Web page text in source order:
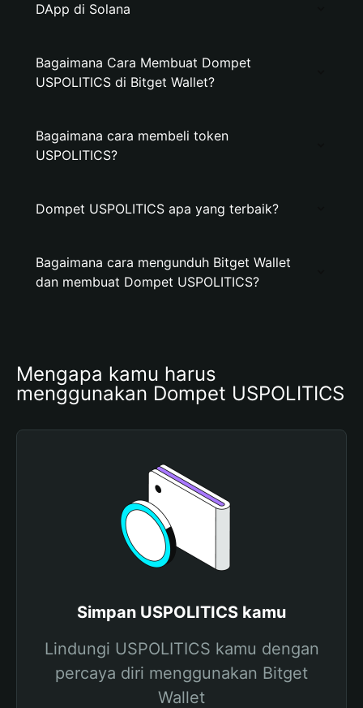
DApp di Solana
Bagaimana Cara Membuat Dompet
USPOLITICS di Bitget Wallet?
Bagaimana cara membeli token
USPOLITICS?
Dompet USPOLITICS apa yang terbaik?
Bagaimana cara mengunduh Bitget Wallet
dan membuat Dompet USPOLITICS?
Mengapa kamu harus
menggunakan Dompet USPOLITICS
Simpan USPOLITICS kamu
Lindungi USPOLITICS kamu dengan
percaya diri menggunakan Bitget
Wallet